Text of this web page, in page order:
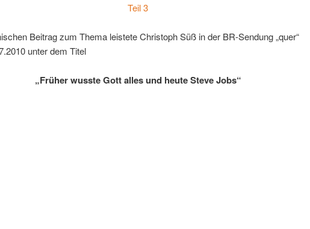
Teil 3
Beitrag zum Thema leistete Christoph Süß in der BR-Sendung „quer“
unter dem Titel
„Früher wusste Gott alles und heute Steve Jobs“